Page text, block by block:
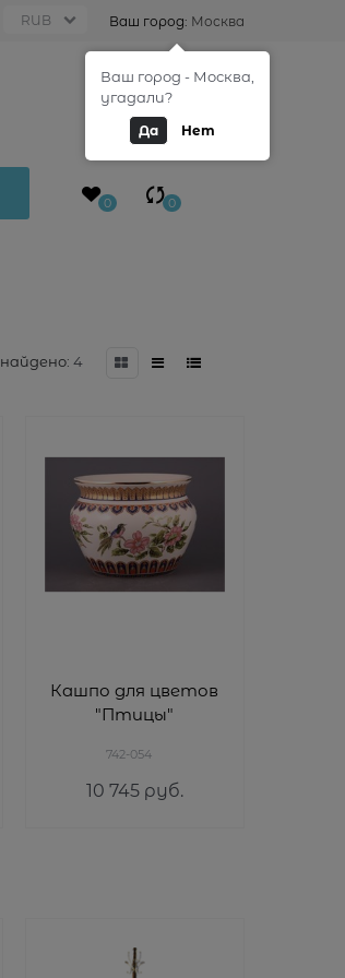
Ваш город: Москва
0
0 0
4
Кашпо для цветов
"Птицы"
742-054
10 745 руб.
Ваш город - Москва,
угадали?
Да Нет